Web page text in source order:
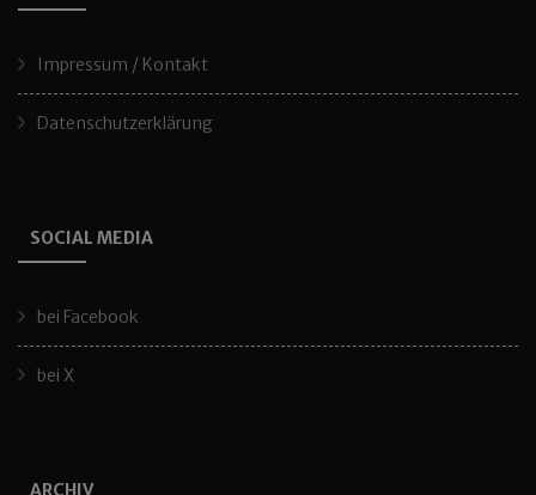
Impressum / Kontakt
Datenschutzerklärung
SOCIAL MEDIA
bei Facebook
bei X